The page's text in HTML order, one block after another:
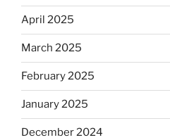
April 2025
March 2025
February 2025
January 2025
December 2024